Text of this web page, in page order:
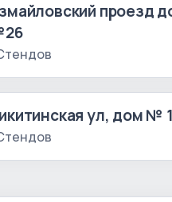
проезд
ул, дом №